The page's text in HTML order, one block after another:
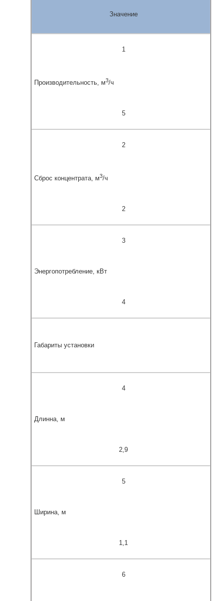
Значение
1
Производительность, м3/ч
5
2
Сброс концентрата, м3/ч
2
3
Энергопотребление, кВт
4
Габариты установки
4
Длинна, м
2,9
5
Ширина, м
1,1
6